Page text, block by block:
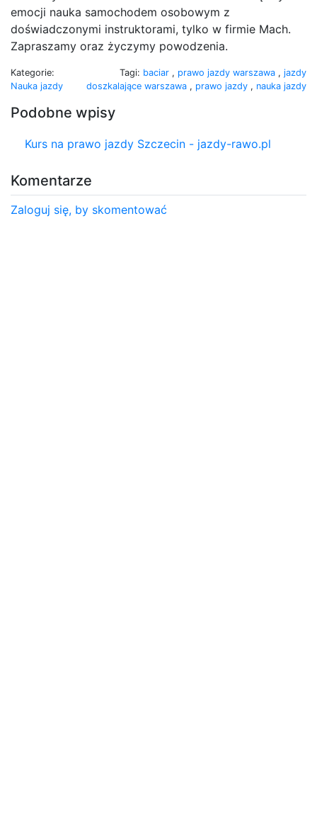
emocji nauka samochodem osobowym z
doświadczonymi instruktorami, tylko w firmie Mach.
Zapraszamy oraz życzymy powodzenia.
Kategorie:
Nauka jazdy
Tagi: baciar , prawo jazdy warszawa , jazdy
doszkalające warszawa , prawo jazdy , nauka jazdy
Podobne wpisy
Kurs na prawo jazdy Szczecin - jazdy-rawo.pl
Komentarze
Zaloguj się, by skomentować